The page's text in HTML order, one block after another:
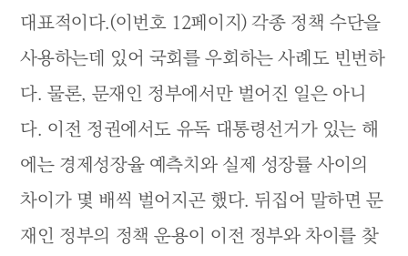
대표적이다.(이번호 12페이지) 각종 정책 수단을
사용하는데 있어 국회를 우회하는 사례도 빈번하
다. 물론, 문재인 정부에서만 벌어진 일은 아니
다. 이전 정권에서도 유독 대통령선거가 있는 해
에는 경제성장율 예측치와 실제 성장률 사이의
차이가 몇 배씩 벌어지곤 했다. 뒤집어 말하면 문
재인 정부의 정책 운용이 이전 정부와 차이를 찾